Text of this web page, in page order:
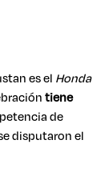
es el Honda
tiene
de
disputaron el